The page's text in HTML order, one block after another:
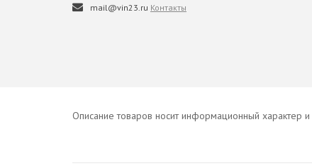
mail@vin23.ru Контакты
Описание товаров носит информационный характер